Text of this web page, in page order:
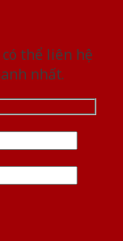
thể liên hệ
nhất.